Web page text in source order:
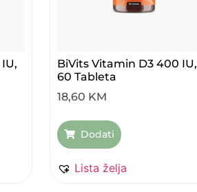
BiVits Vitamin D3 400 IU,
60 Tableta
18,60 KM
Dodati
Lista želja